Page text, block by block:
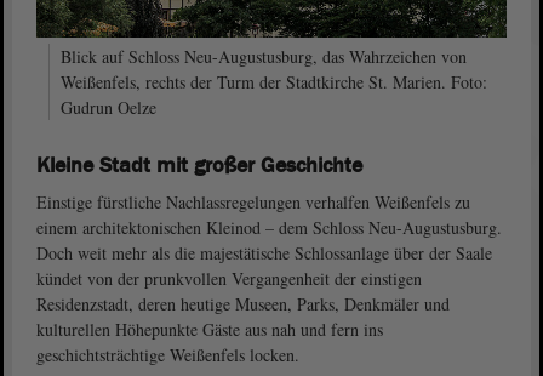
Blick auf Schloss Neu-Augustusburg, das Wahrzeichen von
Weißenfels, rechts der Turm der Stadtkirche St. Marien. Foto:
Gudrun Oelze
Kleine Stadt mit großer Geschichte
Einstige fürstliche Nachlassregelungen verhalfen Weißenfels zu
einem architektonischen Kleinod – dem Schloss Neu-Augustusburg.
Doch weit mehr als die majestätische Schlossanlage über der Saale
kündet von der prunkvollen Vergangenheit der einstigen
Residenzstadt, deren heutige Museen, Parks, Denkmäler und
kulturellen Höhepunkte Gäste aus nah und fern ins
geschichtsträchtige Weißenfels locken.